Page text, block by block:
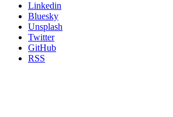
Linkedin
Bluesky
Unsplash
Twitter
GitHub
RSS